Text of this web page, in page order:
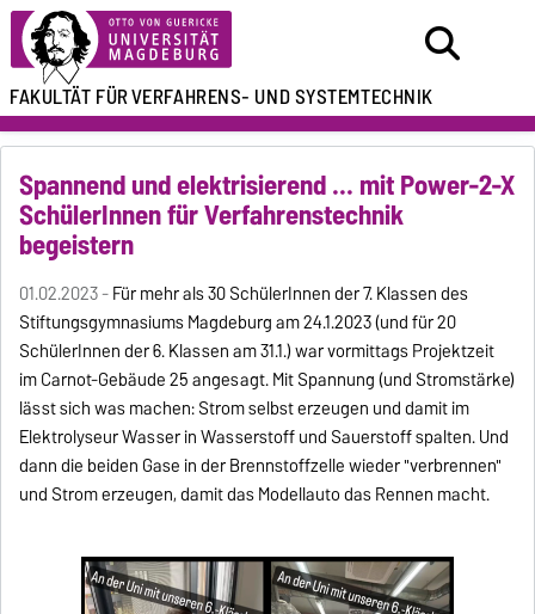
FAKULTÄT FÜRVERFAHRENS- UND SYSTEMTECHNIK
Spannend und elektrisierend ... mit Power-2-X
SchülerInnen für Verfahrenstechnik
begeistern
01.02.2023 -Für mehr als 30 SchülerInnen der 7. Klassen des
Stiftungsgymnasiums Magdeburg am 24.1.2023 (und für 20
SchülerInnen der 6. Klassen am 31.1.) war vormittags Projektzeit
im Carnot-Gebäude 25 angesagt. Mit Spannung (und Stromstärke)
lässt sich was machen: Strom selbst erzeugen und damit im
Elektrolyseur Wasser in Wasserstoff und Sauerstoff spalten. Und
dann die beiden Gase in der Brennstoffzelle wieder "verbrennen"
und Strom erzeugen, damit das Modellauto das Rennen macht.